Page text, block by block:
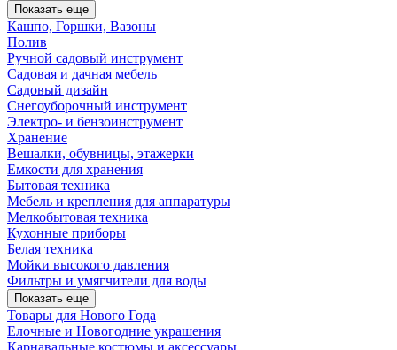
Показать еще
Кашпо, Горшки, Вазоны
Полив
Ручной садовый инструмент
Садовая и дачная мебель
Садовый дизайн
Снегоуборочный инструмент
Электро- и бензоинструмент
Хранение
Вешалки, обувницы, этажерки
Емкости для хранения
Бытовая техника
Мебель и крепления для аппаратуры
Мелкобытовая техника
Кухонные приборы
Белая техника
Мойки высокого давления
Фильтры и умягчители для воды
Показать еще
Товары для Нового Года
Елочные и Новогодние украшения
Карнавальные костюмы и аксессуары